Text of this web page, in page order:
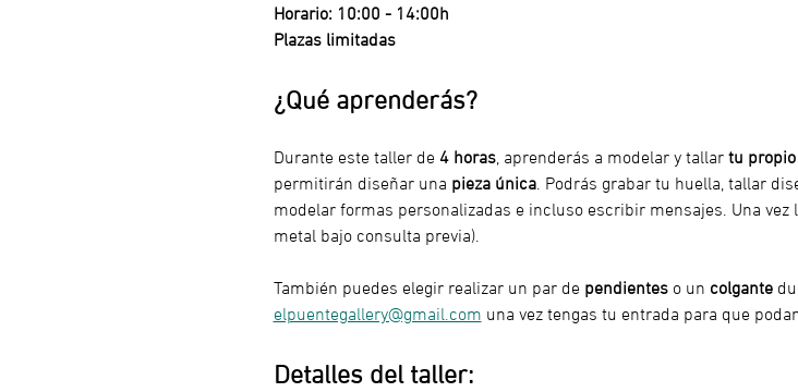
Horario: 10:00 - 14:00h
Plazas limitadas
¿Qué aprenderás?
Durante este taller de 4 horas, aprenderás a modelar y tallar tu
permitirán diseñar una pieza única. Podrás grabar tu huella, tallar
modelar formas personalizadas e incluso escribir mensajes. Una
metal bajo consulta previa).
También puedes elegir realizar un par de pendientes o un colgante
elpuentegallery@gmail.com una vez tengas tu entrada para que
Detalles del taller: